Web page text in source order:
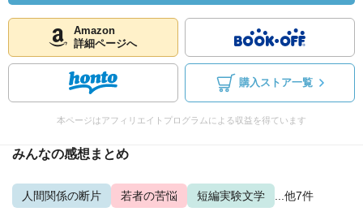
Amazon
詳細ページへ
購入ストア一覧
本ページはアフィリエイトプログラムによる収益を得ています
みんなの感想まとめ
人間関係の断片 若者の苦悩 短編実験文学 ...他7件